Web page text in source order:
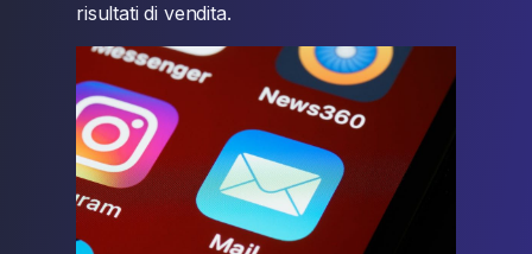
risultati di vendita.